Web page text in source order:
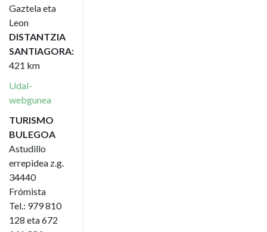
Gaztela eta
Leon
DISTANTZIA
SANTIAGORA:
421 km
Udal-
webgunea
TURISMO
BULEGOA
Astudillo
errepidea z.g.
34440
Frómista
Tel.: 979 810
128 eta 672